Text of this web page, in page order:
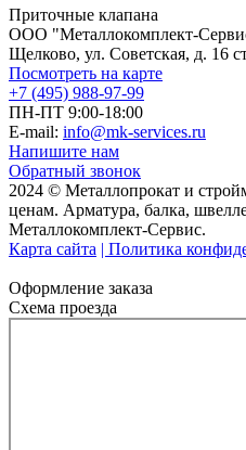
Приточные клапана
ООО "Металлокомплект-
Щелково, ул. Советская, д. 16
Посмотреть на карте
+7 (495) 988-97-99
ПН-ПТ 9:00-18:00
E-mail: info@mk-services.ru
Напишите нам
Обратный звонок
2024 © Металлопрокат и
ценам. Арматура, балка,
Металлокомплект-Сервис.
Карта сайта | Политика
Оформление заказа
Схема проезда